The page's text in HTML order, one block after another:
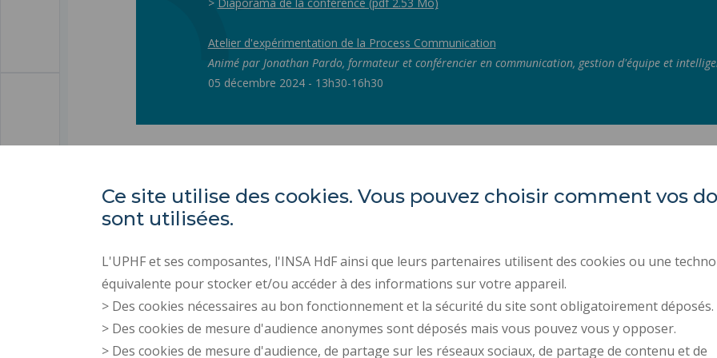
Atelier d'expérimentation de la Process Communication
Animé par Jonathan Pardo, formateur et conférencier en communication, gestion d'équipe et
05 décembre 2024 - 13h30-16h30
Les Tertiales
Rue des Cent Têtes
59313 VALENCIENNES CEDEX 9
RECRUTEMENTS
DONNÉES
Ce site utilise des cookies. Vous pouvez choisir comment vos
sont utilisées.
L'UPHF et ses composantes, l'INSA HdF ainsi que leurs partenaires utilisent des cookies ou une
équivalente pour stocker et/ou accéder à des informations sur votre appareil.
> Des cookies nécessaires au bon fonctionnement et la sécurité du site sont obligatoirement déposés.
> Des cookies de mesure d'audience anonymes sont déposés mais vous pouvez vous y opposer.
> Des cookies de mesure d'audience, de partage sur les réseaux sociaux, de partage de contenu et de